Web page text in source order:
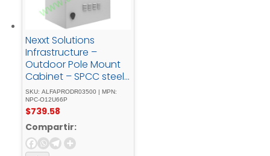
Nexxt Solutions
Infrastructure –
Outdoor Pole Mount
Cabinet – SPCC steel
- Light - gray -
powder - coatIncluye
- acc - mont - barra -
tierra
SKU: ALFAPRODR03500 | MPN:
NPC-O12U66P
$739.58
Compartir: